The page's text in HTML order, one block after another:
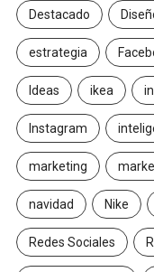
Destacado
estrategia
Ideas ikea
Instagram
marketing
navidad Nike
Redes Sociales